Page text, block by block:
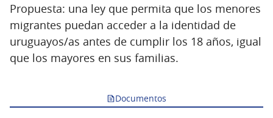
Propuesta: una ley que permita que los menores
migrantes puedan acceder a la identidad de
uruguayos/as antes de cumplir los 18 años, igual
que los mayores en sus familias.
Documentos